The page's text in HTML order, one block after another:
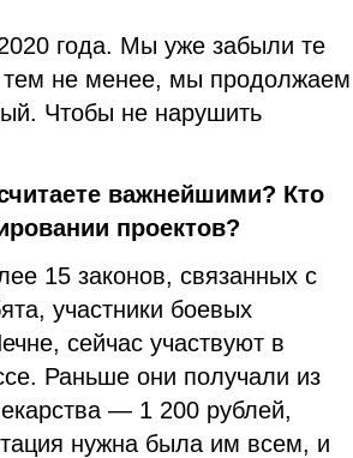
года. Мы уже забыли те
тем не менее, мы продолжаем
Чтобы не нарушить
важнейшими? Кто
проектов?
15 законов, связанных с
участники боевых
сейчас участвуют в
Раньше они получали из
— 1 200 рублей,
нужна была им всем, и